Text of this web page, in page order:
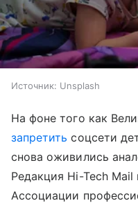
Источник: Unsplash
На фоне того как
запретить соцсети
снова оживились
Редакция Hi-Tech
Ассоциации